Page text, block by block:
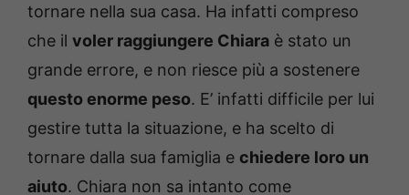
tornare nella sua casa. Ha infatti compreso
che il voler raggiungere Chiara è stato un
grande errore, e non riesce più a sostenere
questo enorme peso. E’ infatti difficile per lui
gestire tutta la situazione, e ha scelto di
tornare dalla sua famiglia e chiedere loro un
aiuto. Chiara non sa intanto come